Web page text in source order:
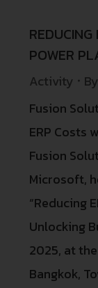
POWER
Activity By
Fusion
ERP Costs
Fusion
Microsoft,
“Reducing
Unlocking
2025, at
Bangkok,